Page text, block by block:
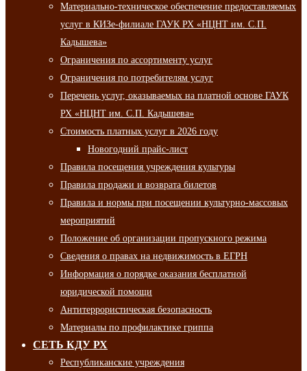
Материально-техническое обеспечение предоставляемых
услуг в КИЗе-филиале ГАУК РХ «НЦНТ им. С.П.
Кадышева»
Ограничения по ассортименту услуг
Ограничения по потребителям услуг
Перечень услуг, оказываемых на платной основе ГАУК
РХ «НЦНТ им. С.П. Кадышева»
Стоимость платных услуг в 2026 году
Новогодний прайс-лист
Правила посещения учреждения культуры
Правила продажи и возврата билетов
Правила и нормы при посещении культурно-массовых
мероприятий
Положение об организации пропускного режима
Сведения о правах на недвижимость в ЕГРН
Информация о порядке оказания бесплатной
юридической помощи
Антитеррористическая безопасность
Материалы по профилактике гриппа
СЕТЬ КДУ РХ
Республиканские учреждения